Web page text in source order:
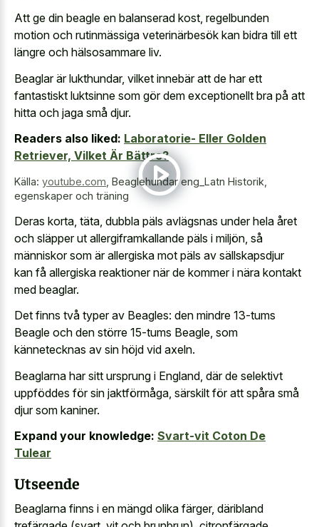
Att ge din beagle en balanserad kost, regelbunden
motion och rutinmässiga veterinärbesök kan bidra till ett
längre och hälsosammare liv.
Beaglar är lukthundar, vilket innebär att de har ett
fantastiskt luktsinne som gör dem exceptionellt bra på att
hitta och jaga små djur.
Readers also liked: Laboratorie- Eller Golden
Retriever, Vilket Är Bättre?
Källa: youtube.com Beaglehundar eng_Latn Historik,
egenskaper och träning
Deras korta, täta, dubbla päls avlägsnas under hela året
och släpper ut allergiframkallande päls i miljön, så
människor som är allergiska mot päls av sällskapsdjur
kan få allergiska reaktioner när de kommer i nära kontakt
med beaglar.
Det finns två typer av Beagles: den mindre 13-tums
Beagle och den större 15-tums Beagle, som
kännetecknas av sin höjd vid axeln.
Beaglarna har sitt ursprung i England, där de selektivt
uppföddes för sin jaktförmåga, särskilt för att spåra små
djur som kaniner.
Expand your knowledge: Svart-vit Coton De
Tulear
Utseende
Beaglarna finns i en mängd olika färger, däribland